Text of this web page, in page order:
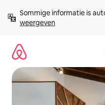
direct
naar
Sommige informatie is
weergeven